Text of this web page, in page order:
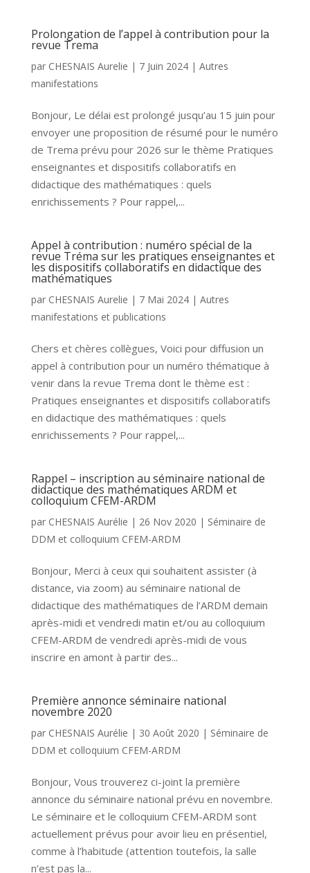
Prolongation de l’appel à contribution pour la
revue Trema
par CHESNAIS Aurelie | 7 Juin 2024| Autres
manifestations
Bonjour, Le délai est prolongé jusqu’au 15 juin pour
envoyer une proposition de résumé pour le numéro
de Trema prévu pour 2026 sur le thème Pratiques
enseignantes et dispositifs collaboratifs en
didactique des mathématiques : quels
enrichissements ? Pour rappel,...
Appel à contribution : numéro spécial de la
revue Tréma sur les pratiques enseignantes et
les dispositifs collaboratifs en didactique des
mathématiques
par CHESNAIS Aurelie | 7 Mai 2024| Autres
manifestations et publications
Chers et chères collègues, Voici pour diffusion un
appel à contribution pour un numéro thématique à
venir dans la revue Trema dont le thème est :
Pratiques enseignantes et dispositifs collaboratifs
en didactique des mathématiques : quels
enrichissements ? Pour rappel,...
Rappel – inscription au séminaire national de
didactique des mathématiques ARDM et
colloquium CFEM-ARDM
par CHESNAIS Aurélie | 26 Nov 2020 | Séminaire de
DDM et colloquium CFEM-ARDM
Bonjour, Merci à ceux qui souhaitent assister (à
distance, via zoom) au séminaire national de
didactique des mathématiques de l’ARDM demain
après-midi et vendredi matin et/ou au colloquium
CFEM-ARDM de vendredi après-midi de vous
inscrire en amont à partir des...
Première annonce séminaire national
novembre 2020
par CHESNAIS Aurélie | 30 Août 2020 | Séminaire de
DDM et colloquium CFEM-ARDM
Bonjour, Vous trouverez ci-joint la première
annonce du séminaire national prévu en novembre.
Le séminaire et le colloquium CFEM-ARDM sont
actuellement prévus pour avoir lieu en présentiel,
comme à l’habitude (attention toutefois, la salle
n’est pas la...